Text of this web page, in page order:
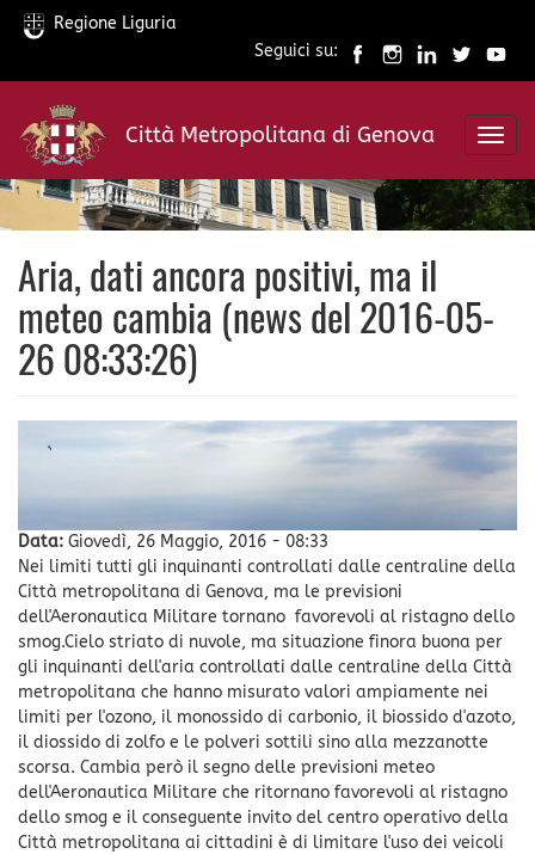
Salta
contenuto
principale
Regione Liguria
Seguici su:
Città Metropolitana di Genova
Aria, dati ancora positivi, ma il
meteo cambia (news del 2016-05-
26 08:33:26)
Data: Giovedì, 26 Maggio, 2016 - 08:33
Nei limiti tutti gli inquinanti controllati dalle centraline della
Città metropolitana di Genova, ma le previsioni
dell'Aeronautica Militare tornano favorevoli al ristagno dello
smog.Cielo striato di nuvole, ma situazione finora buona per
gli inquinanti dell'aria controllati dalle centraline della Città
metropolitana che hanno misurato valori ampiamente nei
limiti per l'ozono, il monossido di carbonio, il biossido d'azoto,
il diossido di zolfo e le polveri sottili sino alla mezzanotte
scorsa. Cambia però il segno delle previsioni meteo
dell'Aeronautica Militare che ritornano favorevoli al ristagno
dello smog e il conseguente invito del centro operativo della
Città metropolitana ai cittadini è di limitare l'uso dei veicoli